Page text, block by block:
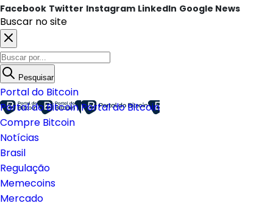
Facebook Twitter Instagram LinkedIn Google News
Buscar no site
Pesquisar
Portal do Bitcoin
Portal do BitcoinPortal do Bitcoin
Compre Bitcoin
Notícias
Brasil
Regulação
Memecoins
Mercado